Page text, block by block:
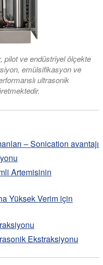
pilot ve endüstriyel ölçekte
emülsifikasyon ve
ultrasonik
– Sonication avantajı
Artemisinin
Yüksek Verim için
Ekstraksiyonu